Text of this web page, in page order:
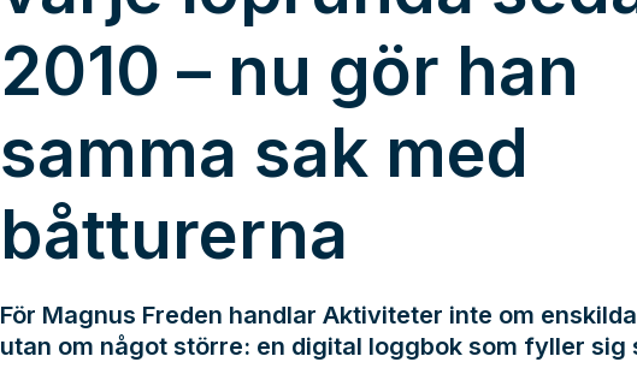
2010 – nu gör han
samma sak med
båtturerna
För Magnus Freden handlar Aktiviteter inte om
utan om något större: en digital loggbok som fyller sig